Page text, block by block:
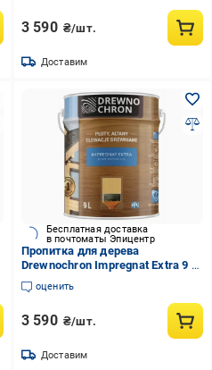
3 590 ₴/шт.
Доставим
Бесплатная доставка
в почтоматы Эпицентр
Пропитка для дерева
Drewnochron Impregnat Extra 9 л
Венге (2790729395)
оценить
3 590 ₴/шт.
Доставим